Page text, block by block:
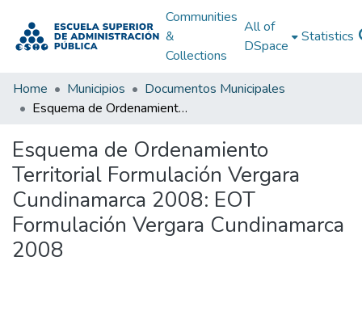
Communities
&
Collections
All of
DSpace
Statistics
Home Municipios
Documentos Municipales
Esquema de Ordenamiento Territorial Formulación Vergara Cundinamarca 2008: EOT Formulación Vergara Cundinamarca 2008
Esquema de Ordenamiento
Territorial Formulación Vergara
Cundinamarca 2008: EOT
Formulación Vergara Cundinamarca
2008